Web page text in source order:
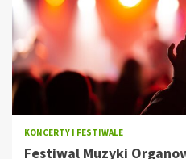
KONCERTY I FESTIWALE
Festiwal Muzyki